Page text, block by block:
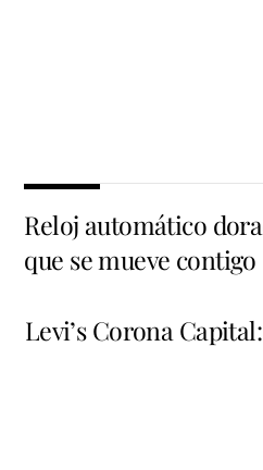
Reloj automático
que se mueve contigo
Levi’s Corona